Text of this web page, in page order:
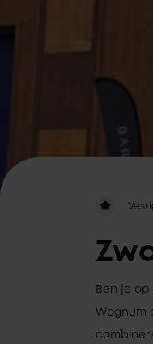
Ben je
Wognum